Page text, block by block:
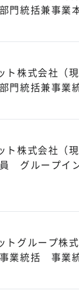
門統括兼事業
ト株式会社（
門統括兼事業
ト株式会社（
員 グループイ
トグループ
業統括 事業